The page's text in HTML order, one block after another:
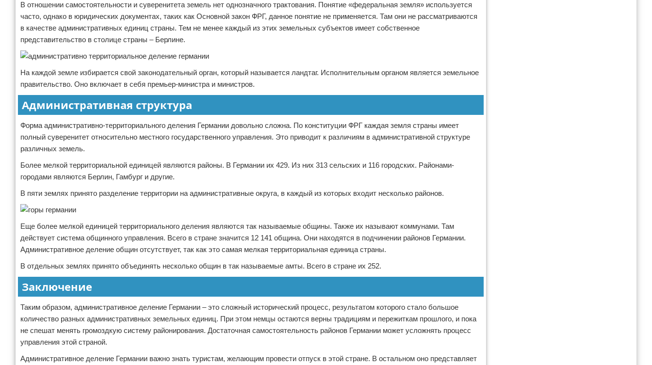
В отношении самостоятельности и суверенитета земель нет однозначного трактования. Понятие «федеральная земля» используется
часто, однако в юридических документах, таких как Основной закон ФРГ, данное понятие не применяется. Там они не рассматриваются
в качестве административных единиц страны. Тем не менее каждый из этих земельных субъектов имеет собственное
представительство в столице страны – Берлине.
На каждой земле избирается свой законодательный орган, который называется ландтаг. Исполнительным органом является земельное
правительство. Оно включает в себя премьер-министра и министров.
Административная структура
Форма административно-территориального деления Германии довольно сложна. По конституции ФРГ каждая земля страны имеет
полный суверенитет относительно местного государственного управления. Это приводит к различиям в административной структуре
различных земель.
Более мелкой территориальной единицей являются районы. В Германии их 429. Из них 313 сельских и 116 городских. Районами-
городами являются Берлин, Гамбург и другие.
В пяти землях принято разделение территории на административные округа, в каждый из которых входит несколько районов.
Еще более мелкой единицей территориального деления являются так называемые общины. Также их называют коммунами. Там
действует система общинного управления. Всего в стране значится 12 141 община. Они находятся в подчинении районов Германии.
Административное деление общин отсутствует, так как это самая мелкая территориальная единица страны.
В отдельных землях принято объединять несколько общин в так называемые амты. Всего в стране их 252.
Заключение
Таким образом, административное деление Германии – это сложный исторический процесс, результатом которого стало большое
количество разных административных земельных единиц. При этом немцы остаются верны традициям и пережиткам прошлого, и пока
не спешат менять громоздкую систему районирования. Достаточная самостоятельность районов Германии может усложнять процесс
управления этой страной.
Административное деление Германии важно знать туристам, желающим провести отпуск в этой стране. В остальном оно представляет